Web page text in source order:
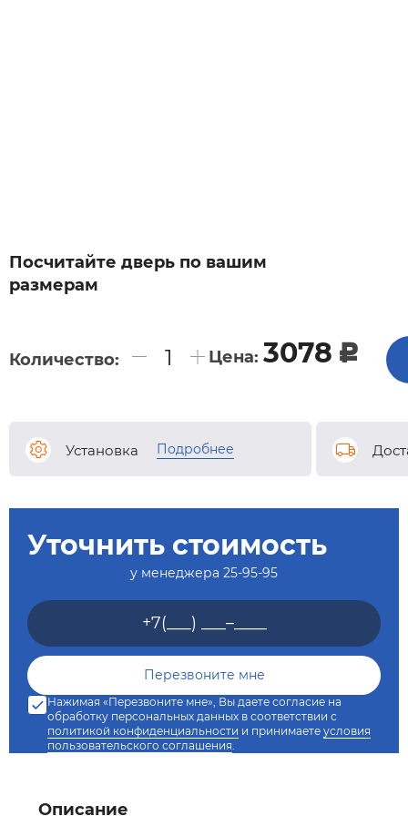
Посчитайте дверь по вашим
размерам
Количество: Цена: 3078 c
Установка Подробнее
Уточнить стоимость
у менеджера 25-95-95
Нажимая «Перезвоните мне», Вы даете согласие на
обработку персональных данных в соответствии с
политикой конфиденциальности и принимаете условия
пользовательского соглашения.
Описание